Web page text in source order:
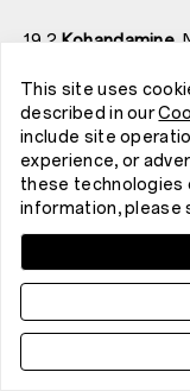
19.2 Kohandamine.
järeltulijatele ja
19.3Õigustest ei
midagi, milleks
või kui rikute neid
sõlmitud lepingut ja
lükkub edasi, ei
tegema ning meie
võtmast teie vastu
Kolmandate
nende
This site uses
described in our
include site
experience, or
these technologies
information, please